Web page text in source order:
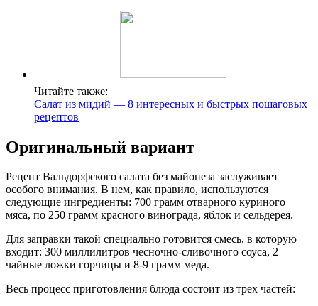
Читайте также:
Салат из мидий — 8 интересных и быстрых пошаговых
рецептов
Оригинальный вариант
Рецепт Вальдорфского салата без майонеза заслуживает
особого внимания. В нем, как правило, используются
следующие ингредиенты: 700 грамм отварного куриного
мяса, по 250 грамм красного винограда, яблок и сельдерея.
Для заправки такой специально готовится смесь, в которую
входит: 300 миллилитров чесночно-сливочного соуса, 2
чайные ложки горчицы и 8-9 грамм меда.
Весь процесс приготовления блюда состоит из трех частей: